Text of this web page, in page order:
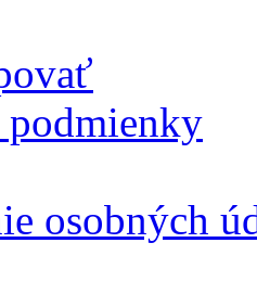
podmienky
osobných